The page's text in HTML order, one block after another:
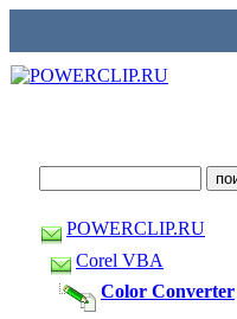
POWERCLIP.RU
Corel VBA
Color Converter